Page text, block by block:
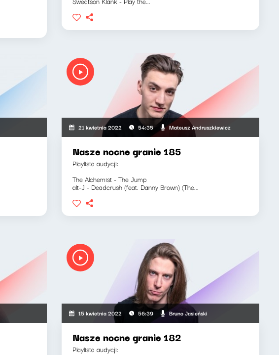
21 kwietnia 2022 54:35 Mateusz Andruszkiewicz
Nasze nocne granie 185
Playlista audycji:
The Alchemist - The Jump
alt-J - Deadcrush (feat. Danny Brown) (The...
15 kwietnia 2022 56:39 Bruno Jasieński
Nasze nocne granie 182
Playlista audycji: